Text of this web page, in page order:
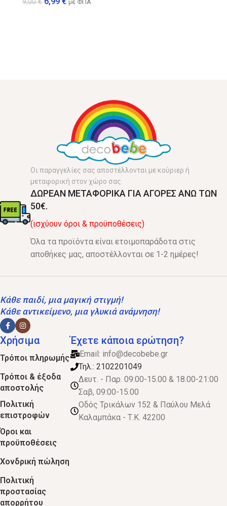
9,00€ με ΦΠΑ
Οι παραγγελίες σας αποστέλλονται με κούριερ ή
μεταφορική στον χώρο σας.
ΔΩΡΕΑΝ ΜΕΤΑΦΟΡΙΚΑ ΓΙΑ ΑΓΟΡΕΣ ΑΝΩ ΤΩΝ
50€.
(ισχύουν όροι & προϋποθέσεις)
Όλα τα προϊόντα είναι ετοιμοπαράδοτα στις
αποθήκες μας, αποστέλλονται σε 1-2 ημέρες!
Κάθε παιδί, μια μαγική στιγμή!
Κάθε αντικείμενο, μια γλυκιά ανάμνηση!
Χρήσιμα
Τρόποι πληρωμής
Τρόποι & έξοδα
αποστολής
Πολιτική
επιστροφών
Όροι και
προϋποθέσεις
Χονδρική πώληση
Πολιτική
προστασίας
απορρήτου
Έχετε κάποια ερώτηση?
Email: info@decobebe.gr
Τηλ.: 2102201049
Δευτ. - Παρ. 09:00-15.00 & 18.00-21:00
Σαβ, 09:00-15.00
Οδός Τρικάλων 152 & Παύλου Μελά
Καλαμπάκα - Τ.Κ. 42200